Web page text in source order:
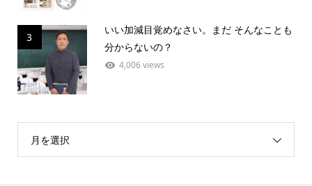
3
いい加減目覚めなさい。まだ そんなことも
分からないの？
4,006 views
月を選択